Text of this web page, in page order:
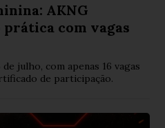
AKNG
com vagas
julho, com apenas 16 vagas
de participação.